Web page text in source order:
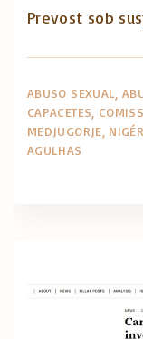
Prevost sob
ABUSO SEXUAL
CAPACETES
MEDJUGORJE
AGULHAS